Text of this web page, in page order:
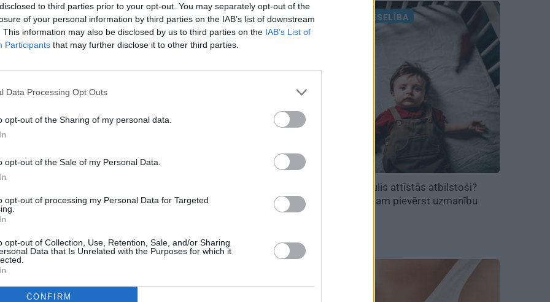
to third parties prior to your opt-out. You may separately opt-out of the
of your personal information by third parties on the IAB’s list of downstream
This information may also be disclosed by us to third parties on the IAB’s List of
Participants that may further disclose it to other third parties.
Data Processing Opt Outs
opt-out of the Sharing of my personal data.
opt-out of the Sale of my Personal Data.
opt-out of processing my Personal Data for Targeted
opt-out of Collection, Use, Retention, Sale, and/or Sharing
Data that Is Unrelated with the Purposes for which it
CONFIRM
gudri un bez
ar bērniem
BĒRNA VESELĪBA
paaugstināta temperatūra virs 38
BĒRNA VESELĪBA
Vai mazulis attīstās atbilstoši?
Signāli, kam pievērst uzmanību